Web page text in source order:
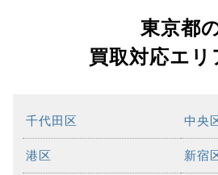
東京都
買取対応エリ
千代田区 中央
港区 新宿